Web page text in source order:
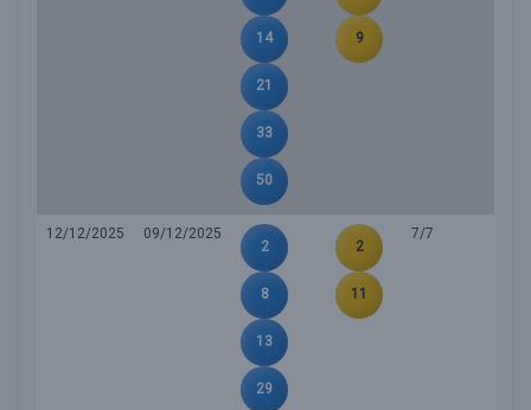
14
21
33
50
9
12/12/2025
09/12/2025
2
8
13
29
2
11
7/7